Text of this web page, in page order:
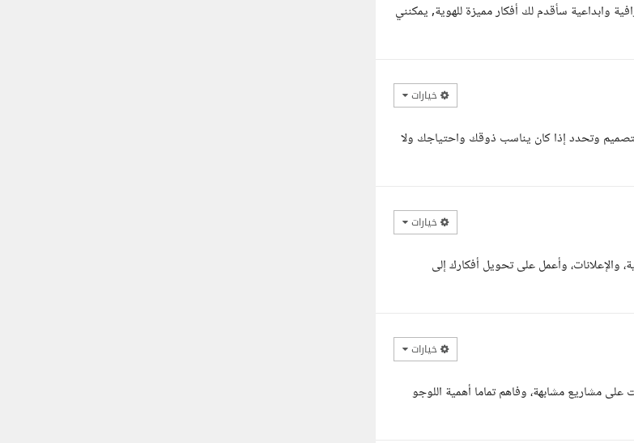
وابداعية سأقدم لك أفكار مميزة للهوية, يمكنني
خيارات
وتحدد إذا كان يناسب ذوقك واحتياجك ولا
خيارات
والإعلانات، وأعمل على تحويل أفكارك إلى
خيارات
مشاريع مشابهة، وفاهم تماما أهمية اللوجو